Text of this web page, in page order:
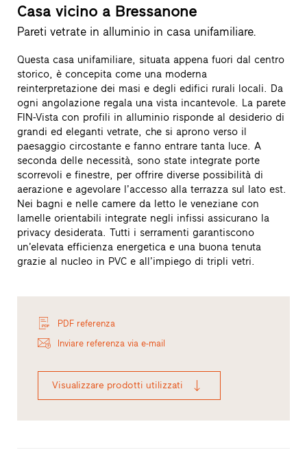
Casa vicino a Bressanone
Pareti vetrate in alluminio in casa unifamiliare.
Questa casa unifamiliare, situata appena fuori dal centro
storico, è concepita come una moderna
reinterpretazione dei masi e degli edifici rurali locali. Da
ogni angolazione regala una vista incantevole. La parete
FIN-Vista con profili in alluminio risponde al desiderio di
grandi ed eleganti vetrate, che si aprono verso il
paesaggio circostante e fanno entrare tanta luce. A
seconda delle necessità, sono state integrate porte
scorrevoli e finestre, per offrire diverse possibilità di
aerazione e agevolare l’accesso alla terrazza sul lato est.
Nei bagni e nelle camere da letto le veneziane con
lamelle orientabili integrate negli infissi assicurano la
privacy desiderata. Tutti i serramenti garantiscono
un’elevata efficienza energetica e una buona tenuta
grazie al nucleo in PVC e all’impiego di tripli vetri.
PDF referenza
Inviare referenza via e-mail
Visualizzare prodotti utilizzati